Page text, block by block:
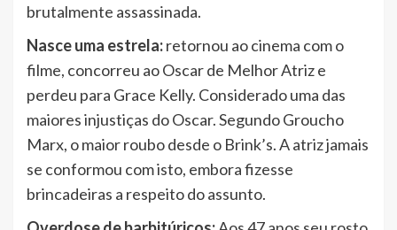
brutalmente assassinada.
Nasce uma estrela:retornou ao cinema com o
filme, concorreu ao Oscar de Melhor Atriz e
perdeu para Grace Kelly. Considerado uma das
maiores injustiças do Oscar. Segundo Groucho
Marx, o maior roubo desde o Brink’s. A atriz jamais
se conformou com isto, embora fizesse
brincadeiras a respeito do assunto.